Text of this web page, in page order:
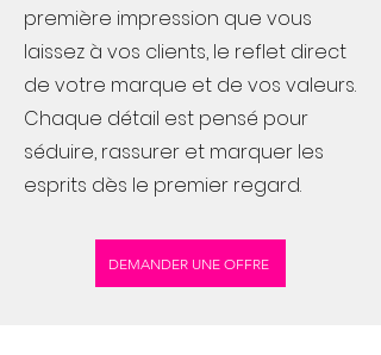
première impression que vous
laissez à vos clients, le reflet direct
de votre marque et de vos valeurs.
Chaque détail est pensé pour
séduire, rassurer et marquer les
esprits dès le premier regard.
DEMANDER UNE OFFRE